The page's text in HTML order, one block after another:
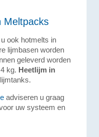
Meltpacks
ook hotmelts in
lijmbasen worden
geleverd worden
kg. Heetlijm in
adviseren u graag
uw systeem en